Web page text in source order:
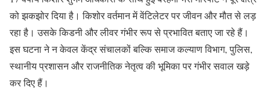
को झकझोर दिया है। किशोर वर्तमान में वेंटिलेटर पर जीवन और मौत से लड़
रहा है। उसके किडनी और लीवर गंभीर रूप से प्रभावित बताए जा रहे हैं।
इस घटना ने न केवल केंद्र संचालकों बल्कि समाज कल्याण विभाग, पुलिस,
स्थानीय प्रशासन और राजनीतिक नेतृत्व की भूमिका पर गंभीर सवाल खड़े
कर दिए हैं।